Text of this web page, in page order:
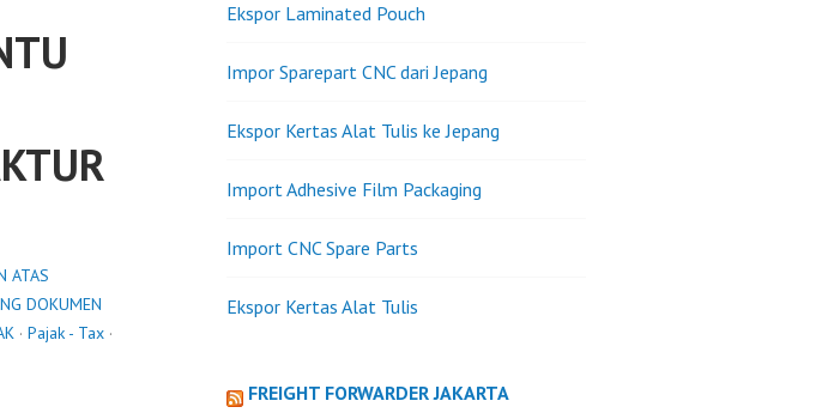
ATAS
DOKUMEN
· Pajak - Tax ·
Ekspor Laminated Pouch
Impor Sparepart CNC dari Jepang
Ekspor Kertas Alat Tulis ke Jepang
Import Adhesive Film Packaging
Import CNC Spare Parts
Ekspor Kertas Alat Tulis
FREIGHT FORWARDER JAKARTA